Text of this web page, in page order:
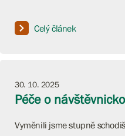
Celý článek
30. 10. 2025
Péče o
Vyměnili jsme stupně